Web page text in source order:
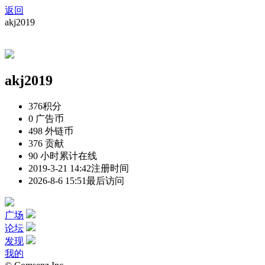
返回
akj2019
akj2019
376积分
0 广告币
498 外链币
376 贡献
90 小时累计在线
2019-3-21 14:42注册时间
2026-8-6 15:51最后访问
广场
论坛
发现
我的